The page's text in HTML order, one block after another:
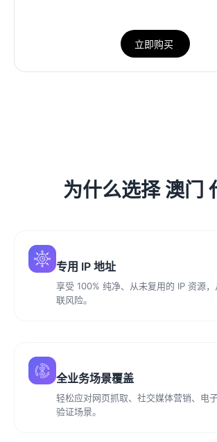
立即购买
为什么选择 澳门
专用 IP 地址
享受 100% 纯净、从未复用的 IP 资源
联风险。
全业务场景覆盖
轻松应对网页抓取、社交媒体营销、电
验证场景。